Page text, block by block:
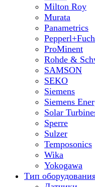
Milton Roy
Murata
Panametrics
ProMinent
Rohde &
SAMSON
SEKO
Siemens
Siemens
Solar
Sperre
Sulzer
Temposonics
Wika
Yokogawa
Тип